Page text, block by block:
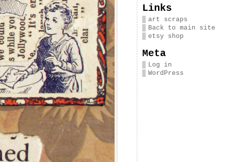
Links
art scraps
Back to main site
etsy shop
Meta
Log in
WordPress